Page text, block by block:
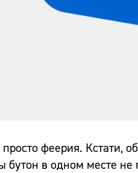
феерия. Кстати,
в одном месте не